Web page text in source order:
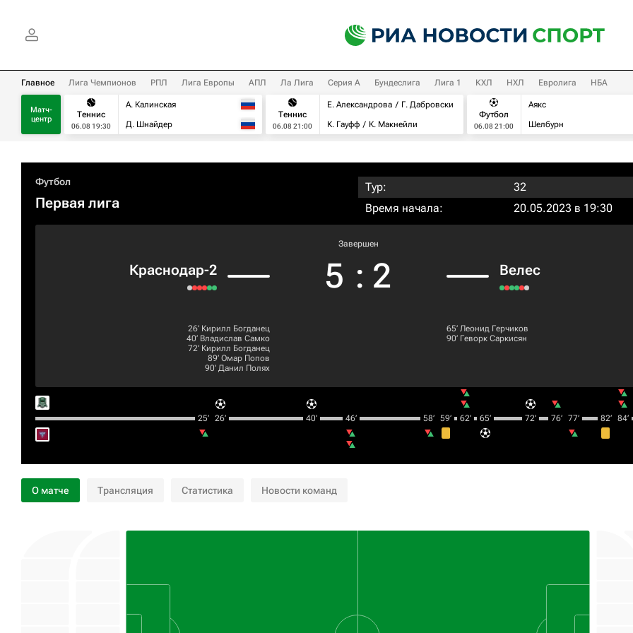
Главное Лига Чемпионов РПЛ Лига Европы АПЛ Ла Лига Серия А Бундеслига Лига 1 КХЛ НХЛ Евролига НБА
Матч-
центр
Теннис
06.08 19:30
А. Калинская
Д. Шнайдер
Теннис
06.08 21:00
Е. Александрова
Г. Дабровски
К. Гауфф
К. Макнейли
Футбол
06.08 21:00
Аякс
Шелбурн
Футбол
Первая лига
Тур:
32
Время начала:
20.05.2023 в 19:30
Краснодар-2
Завершен
5 : 2 Велес
26‎’‎ Кирилл Богданец
40‎’‎ Владислав Самко
72‎’‎ Кирилл Богданец
89‎’‎ Омар Попов
90‎’‎ Данил Полях
65‎’‎ Леонид Герчиков
90‎’‎ Геворк Саркисян
25‎’‎ 26‎’‎ 40‎’‎ 46‎’‎ 58‎’‎ 59‎’‎ 62‎’‎ 65‎’‎ 72‎’‎ 76‎’‎ 77‎’‎ 82‎’‎ 84‎’‎
О матче Трансляция Статистика Новости команд